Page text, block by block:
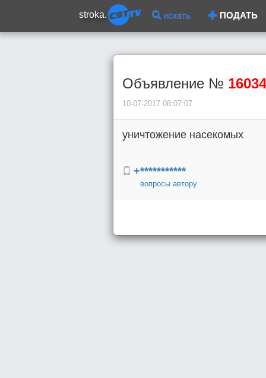
stroka. искать ПОДАТЬ
Объявление № 16034
10-07-2017 08:07:07
уничтожение насекомых
+***********
вопросы автору